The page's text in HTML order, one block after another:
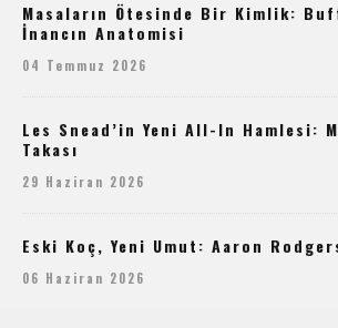
Masaların Ötesinde Bir Kimlik:
İnancın Anatomisi
04 Temmuz 2026
Les Snead’in Yeni All-In Hamlesi:
Takası
29 Haziran 2026
Eski Koç, Yeni Umut: Aaron
06 Haziran 2026